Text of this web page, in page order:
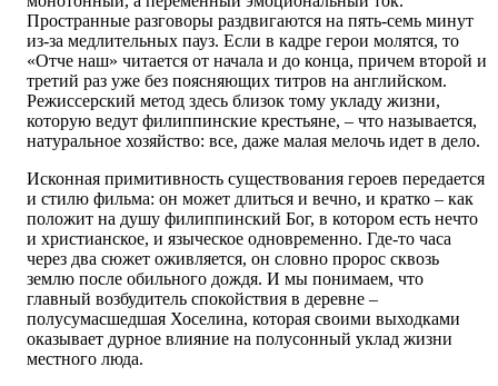
Пространные разговоры раздвигаются на пять-семь минут
из-за медлительных пауз. Если в кадре герои молятся, то
«Отче наш» читается от начала и до конца, причем второй и
третий раз уже без поясняющих титров на английском.
Режиссерский метод здесь близок тому укладу жизни,
которую ведут филиппинские крестьяне, – что называется,
натуральное хозяйство: все, даже малая мелочь идет в дело.
Исконная примитивность существования героев передается
и стилю фильма: он может длиться и вечно, и кратко – как
положит на душу филиппинский Бог, в котором есть нечто
и христианское, и языческое одновременно. Где-то часа
через два сюжет оживляется, он словно пророс сквозь
землю после обильного дождя. И мы понимаем, что
главный возбудитель спокойствия в деревне –
полусумасшедшая Хоселина, которая своими выходками
оказывает дурное влияние на полусонный уклад жизни
местного люда.